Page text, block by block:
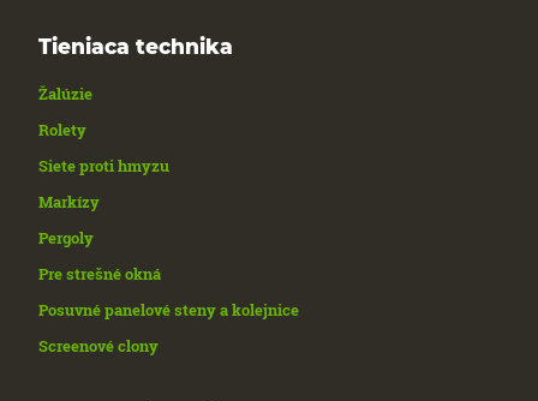
Tieniaca technika
Žalúzie
Rolety
Siete proti hmyzu
Markízy
Pergoly
Pre strešné okná
Posuvné panelové steny a kolejnice
Screenové clony